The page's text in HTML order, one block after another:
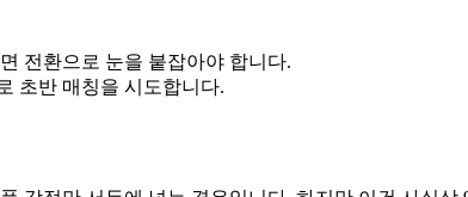
전환으로 눈을 붙잡아야 합니다.
초반 매칭을 시도합니다.